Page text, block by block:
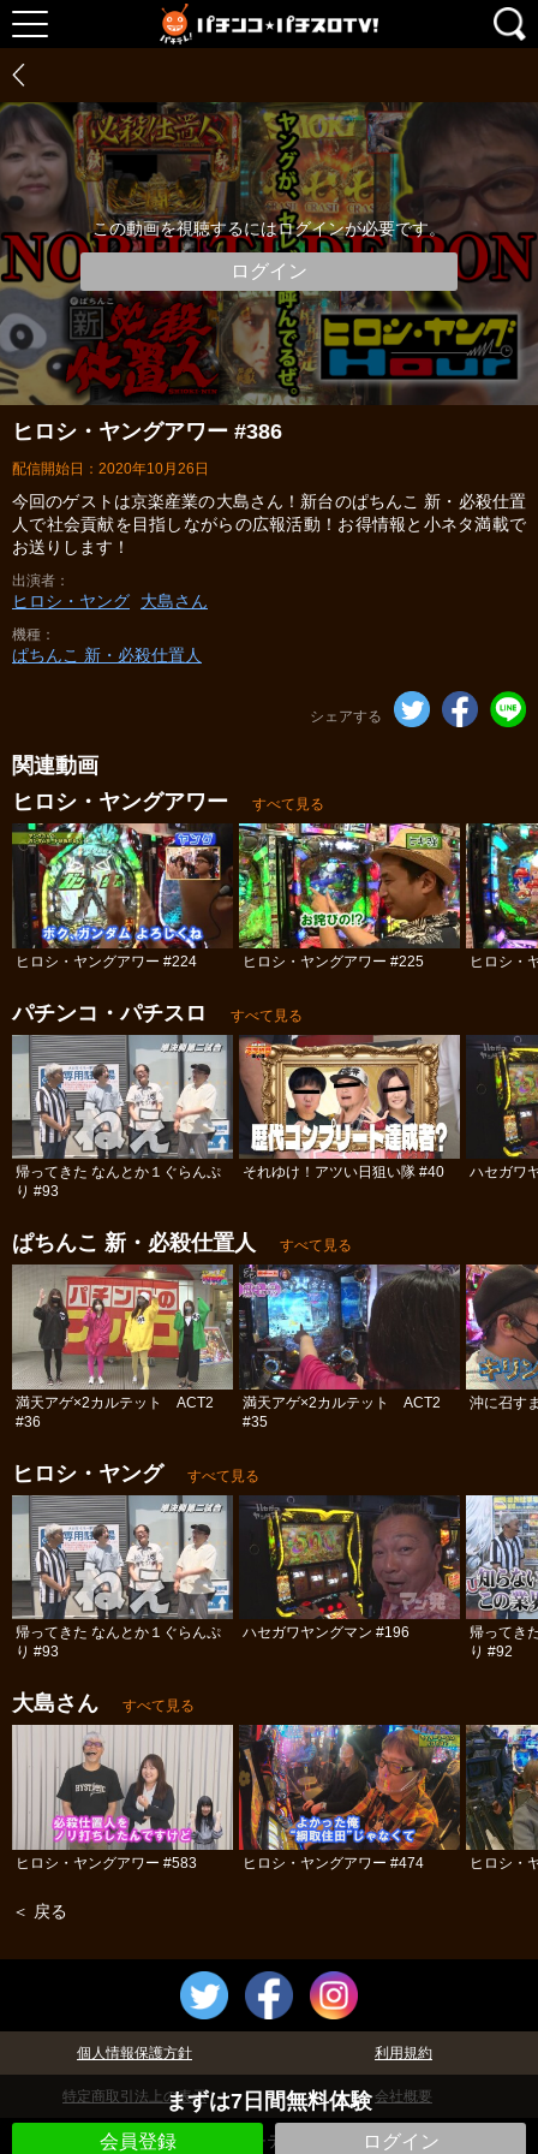
まずは7日間無料体験
会員登録 ログイン
この動画を視聴するにはログインが必要です。
ログイン
ヒロシ・ヤングアワー #386
配信開始日：2020年10月26日
今回のゲストは京楽産業の大島さん！新台のぱちんこ 新・必殺仕置
人で社会貢献を目指しながらの広報活動！お得情報と小ネタ満載で
お送りします！
出演者
ヒロシ・ヤング 大島さん
機種
ぱちんこ 新・必殺仕置人
シェアする
関連動画
ヒロシ・ヤングアワー
すべて見る
ヒロシ・ヤングアワー #224 ヒロシ・ヤングアワー #225 ヒロシ・
パチンコ・パチスロ すべて見る
帰ってきた なんとか１ぐらんぷ
り #93
それゆけ！アツい日狙い隊 #40 ハセガワ
ぱちんこ 新・必殺仕置人 すべて見る
満天アゲ×2カルテット ACT2
#36
満天アゲ×2カルテット ACT2
#35
沖に召す
ヒロシ・ヤング すべて見る
帰ってきた なんとか１ぐらんぷ
り #93
ハセガワヤングマン #196
帰ってき
り #92
大島さん すべて見る
ヒロシ・ヤングアワー #583 ヒロシ・ヤングアワー #474 ヒロシ・
＜ 戻る
個人情報保護方針 利用規約
特定商取引法上の表示 会社概要
©パチテレ！